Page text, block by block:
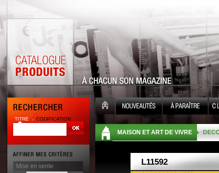
TITRE CODIFICATION
Mise en vente
MAISON ET ART DE VIVRE